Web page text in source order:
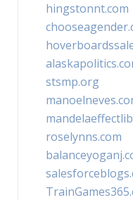
hingstonnt.com
stsmp.org
roselynns.com